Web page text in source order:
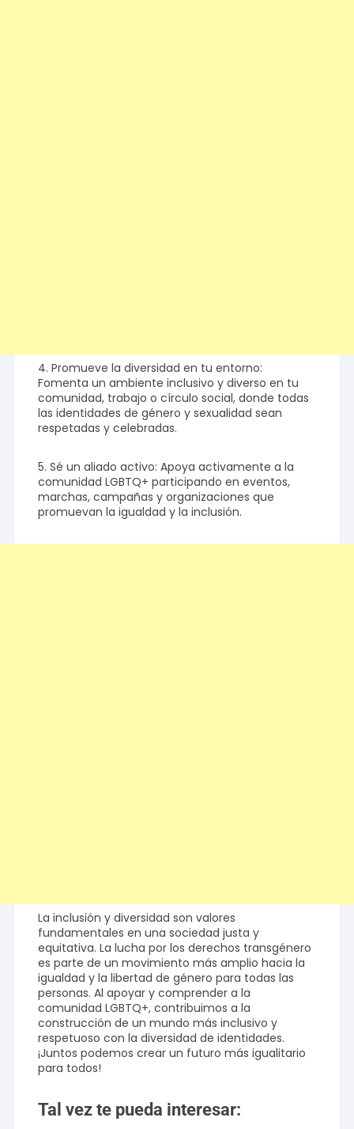
4. Promueve la diversidad en tu entorno:
Fomenta un ambiente inclusivo y diverso en tu
comunidad, trabajo o círculo social, donde todas
las identidades de género y sexualidad sean
respetadas y celebradas.
5. Sé un aliado activo: Apoya activamente a la
comunidad LGBTQ+ participando en eventos,
marchas, campañas y organizaciones que
promuevan la igualdad y la inclusión.
La inclusión y diversidad son valores
fundamentales en una sociedad justa y
equitativa. La lucha por los derechos transgénero
es parte de un movimiento más amplio hacia la
igualdad y la libertad de género para todas las
personas. Al apoyar y comprender a la
comunidad LGBTQ+, contribuimos a la
construcción de un mundo más inclusivo y
respetuoso con la diversidad de identidades.
¡Juntos podemos crear un futuro más igualitario
para todos!
Tal vez te pueda interesar: